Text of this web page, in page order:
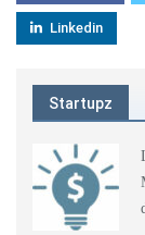
Linkedin
Startupz